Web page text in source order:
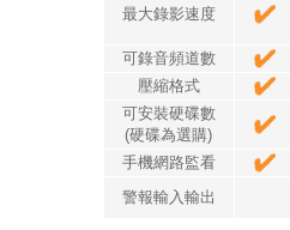
最大錄影速度
可錄音頻道數
壓縮格式
可安裝硬碟數
(硬碟為選購)
手機網路監看
警報輸入輸出